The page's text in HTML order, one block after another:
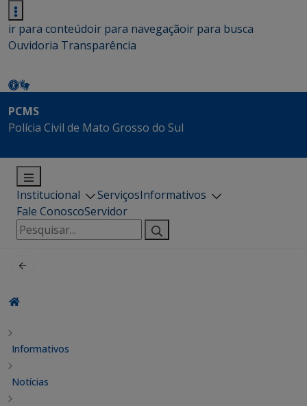
ir para conteúdoir para navegaçãoir para busca
Ouvidoria Transparência
PCMS
Polícia Civil de Mato Grosso do Sul
Institucional ServiçosInformativos
Fale ConoscoServidor
Pesquisar
por:
Informativos
Notícias